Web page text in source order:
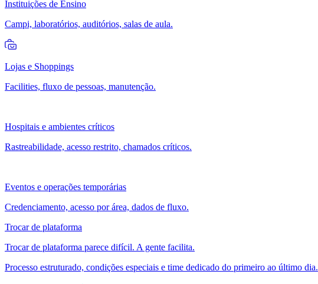
Instituições de Ensino
Campi, laboratórios, auditórios, salas de aula.
Lojas e Shoppings
Facilities, fluxo de pessoas, manutenção.
Hospitais e ambientes críticos
Rastreabilidade, acesso restrito, chamados críticos.
Eventos e operações temporárias
Credenciamento, acesso por área, dados de fluxo.
Trocar de plataforma
Trocar de plataforma parece difícil. A gente facilita.
Processo estruturado, condições especiais e time dedicado do primeiro ao último dia.